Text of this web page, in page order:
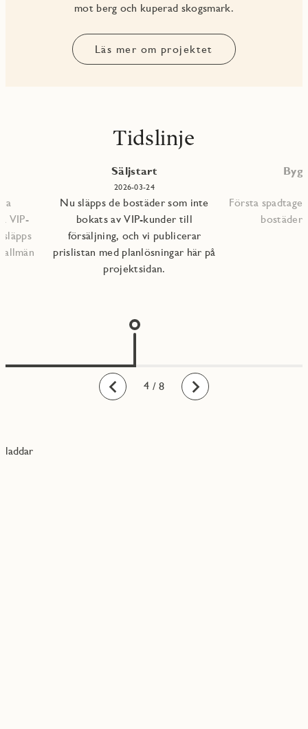
mot berg och kuperad skogsmark.
Läs mer om projektet
Tidslinje
Bakåt
VIP-
Säljstart
2026-03-24
Nu släpps de bostäder som inte
bokats av VIP-kunder till
försäljning, och vi publicerar
prislistan med planlösningar här på
projektsidan.
Första
Framåt
1
2
3
4
5
6
7
8 / 8
laddar